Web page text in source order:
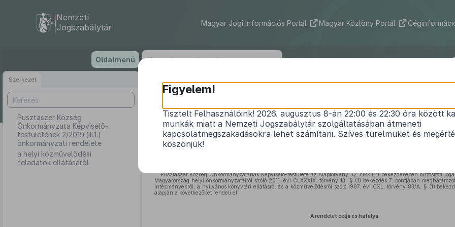
tartalomra
Nemzeti
Jogszabálytár
Magyar Jogi Információs Portál Magyar Közlöny Portál
Oldalmenü
Szerkezet
Pusztaszer Község
Önkormányzata Képviselő-
testületének 2/2019.(III.1.)
önkormányzati rendelete
a helyi közművelődési
feladatok ellátásáról
Pusztaszer Község Önkormányzata Képviselő-
a helyi közművelődési feladatok ellátásáról
Pusztaszer Község Önkormányzatának Képviselő-testülete az Alaptörvény 32. cikk (2) bekezdésében biztosított
Magyarország helyi önkormányzatairól szóló 2011. évi CLXXXIX. törvény 13. § (1) bekezdés 7. pontjában
intézményekről, a nyilvános könyvtári ellátásról és a közművelődésről szóló 1997. évi CXL. törvény 83/A. § (1)
alapján a következőket rendeli el:
A rendelet célja és hatálya
Figyelem!
Tisztelt Felhasználóink! 2026. augusztus 8-án 22:00 és 22:30 óra között
munkák miatt a Nemzeti Jogszabálytár szolgáltatásában átmeneti
kapcsolatmegszakadásokra lehet számítani. Szíves türelmüket és
köszönjük!